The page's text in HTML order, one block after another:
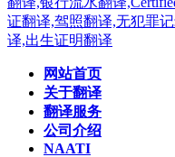
网站首页
关于翻译
翻译服务
公司介绍
NAATI